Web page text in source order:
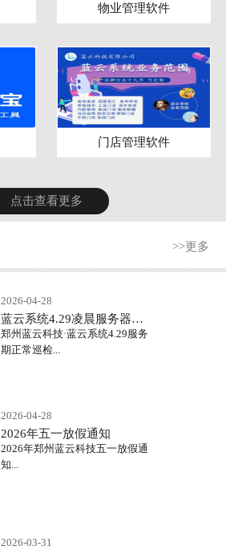
物业管理软件
门店管理软件
点击查看更多
>>更多
2026-04-28
蓝云系统4.29凌晨服务器正常巡检
郑州蓝云科技·蓝云系统4.29服务
期正常巡检...
2026-04-28
2026年五一放假通知
2026年郑州蓝云科技五一放假通
知...
2026-03-31